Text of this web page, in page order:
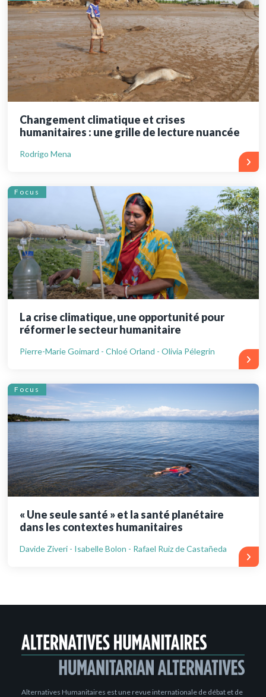
Changement climatique et crises
humanitaires : une grille de lecture nuancée
Rodrigo Mena
Focus
La crise climatique, une opportunité pour
réformer le secteur humanitaire
Pierre-Marie Goimard - Chloé Orland - Olivia Pélegrin
Focus
« Une seule santé » et la santé planétaire
dans les contextes humanitaires
Davide Ziveri - Isabelle Bolon - Rafael Ruiz de Castañeda
Alternatives Humanitaires est une revue internationale de débat et de